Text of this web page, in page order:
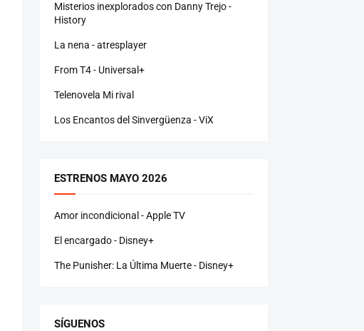
Misterios inexplorados con Danny Trejo -
History
La nena - atresplayer
From T4 - Universal+
Telenovela Mi rival
Los Encantos del Sinvergüenza - ViX
ESTRENOS MAYO 2026
Amor incondicional - Apple TV
El encargado - Disney+
The Punisher: La Última Muerte - Disney+
SÍGUENOS